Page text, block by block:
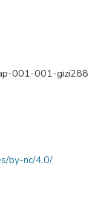
001-001-gizi288
by-nc/4.0/